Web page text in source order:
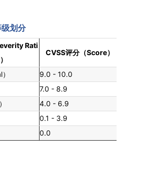
划分
Rati
）
CVSS评分（Score）
9.0 - 10.0
7.0 - 8.9
4.0 - 6.9
0.1 - 3.9
0.0